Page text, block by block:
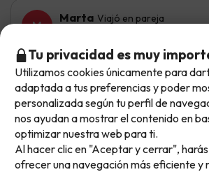
Marta Viajó en pareja
Han sido 4 hoteles diferentes por lo
valorar igual. El de siracusa ha sido el
ubicación y buen desayuno
Realmente han sido malos casi todos,
miedo. Casi todos malas camas
Normal
No llegas tarde: llegas al
Este chollo ya ha caducado, pero
nuevas oportunidades para viajar
menos.
Apúntate y que el próximo no se te
Tu privacidad es muy
Utilizamos cookies únicamente para
adaptada a tus preferencias y poder
personalizada según tu perfil de
nos ayudan a mostrar el contenido en
optimizar nuestra web para ti.
Al hacer clic en "Aceptar y cerrar",
ofrecer una navegación más eficiente y